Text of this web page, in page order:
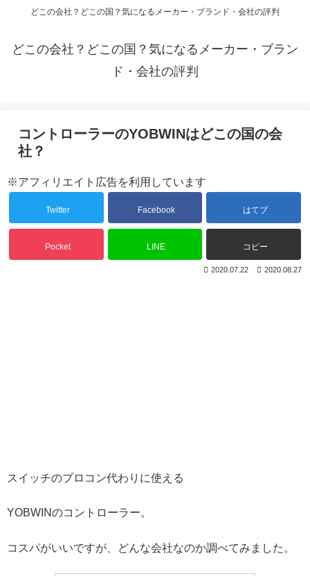
どこの会社？どこの国？気になるメーカー・ブランド・会社の評判
どこの会社？どこの国？気になるメーカー・ブラン
ド・会社の評判
コントローラーのYOBWINはどこの国の会
社？
※アフィリエイト広告を利用しています
Twitter Facebook はてブ
Pocket LINE コピー
2020.08.27
2020.07.22
スイッチのプロコン代わりに使える
YOBWINのコントローラー。
コスパがいいですが、どんな会社なのか調べてみました。